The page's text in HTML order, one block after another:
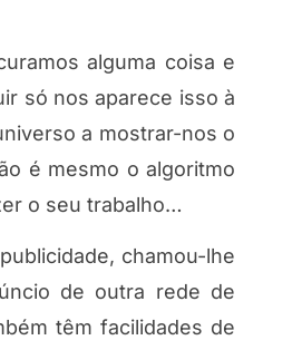
alguma coisa e
só nos aparece isso à
a mostrar-nos o
é mesmo o algoritmo
o seu trabalho…
chamou-lhe
de outra rede de
têm facilidades de